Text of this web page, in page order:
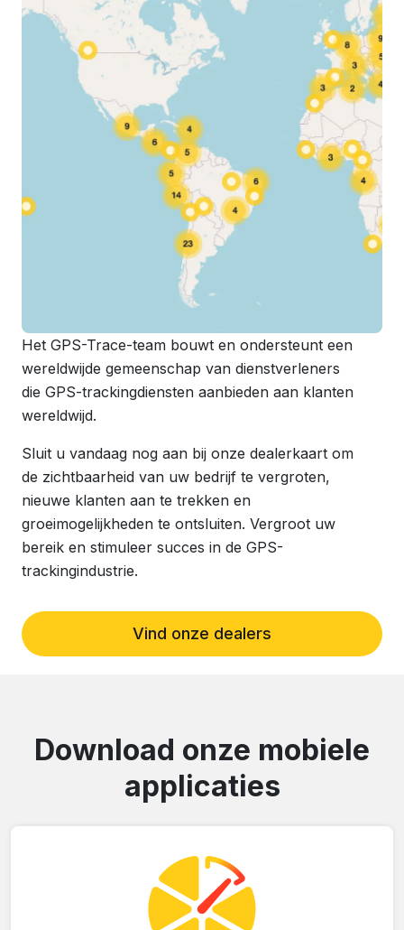
Het GPS-Trace-team bouwt en ondersteunt een
wereldwijde gemeenschap van dienstverleners
die GPS-trackingdiensten aanbieden aan klanten
wereldwijd.
Sluit u vandaag nog aan bij onze dealerkaart om
de zichtbaarheid van uw bedrijf te vergroten,
nieuwe klanten aan te trekken en
groeimogelijkheden te ontsluiten. Vergroot uw
bereik en stimuleer succes in de GPS-
trackingindustrie.
Vind onze dealers
Download onze mobiele
applicaties